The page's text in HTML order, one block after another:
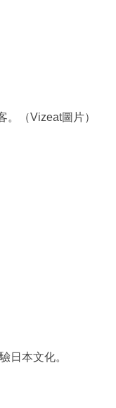
。（Vizeat圖片）
日本文化。